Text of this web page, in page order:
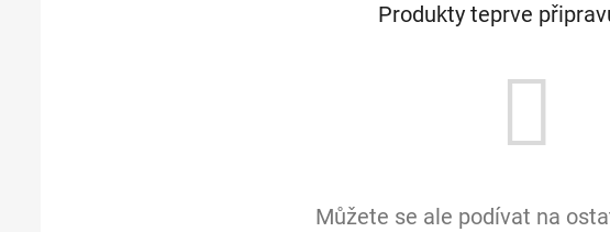
Produkty teprve
Můžete se ale podívat na